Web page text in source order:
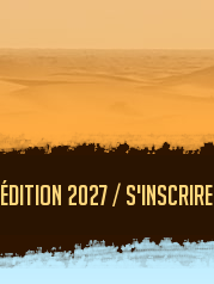
ÉDITION 2027 / S'INSCRIRE